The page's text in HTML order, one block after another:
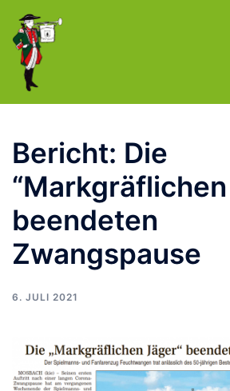
Inhalt
springen
Bericht: Die
beendeten
Zwangspause
6. JULI 2021